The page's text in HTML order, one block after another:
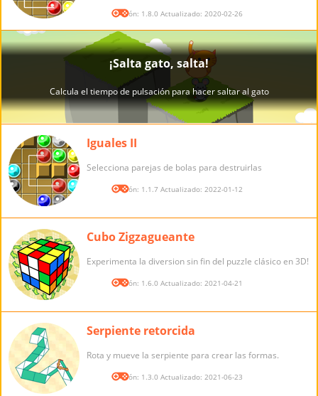
Versión: 1.8.0 Actualizado: 2020-02-26
Iguales II
Selecciona parejas de bolas para destruirlas
Versión: 1.1.7 Actualizado: 2022-01-12
Cubo Zigzagueante
Experimenta la diversion sin fin del puzzle clásico en 3D!
Versión: 1.6.0 Actualizado: 2021-04-21
Serpiente retorcida
Rota y mueve la serpiente para crear las formas.
Versión: 1.3.0 Actualizado: 2021-06-23